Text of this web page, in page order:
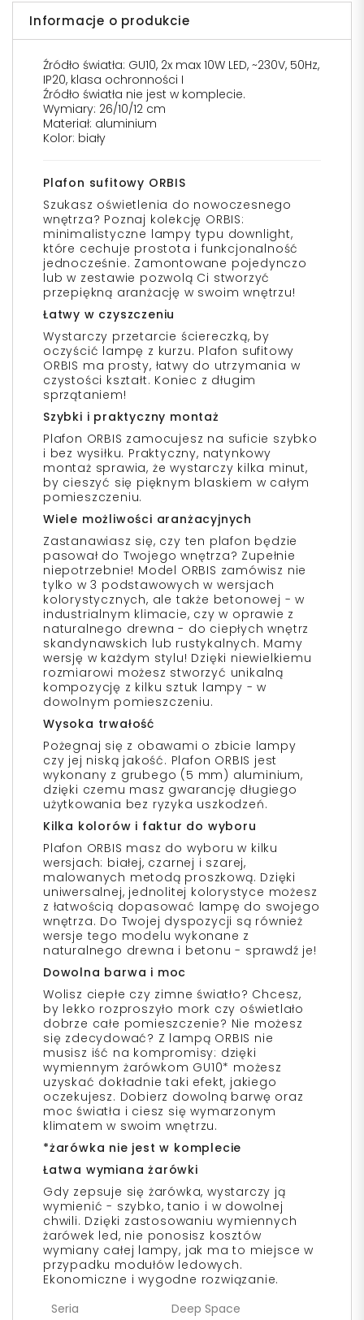
Informacje o produkcie
Źródło światła: GU10, 2x max 10W LED, ~230V, 50Hz,
IP20, klasa ochronności I
Źródło światła nie jest w komplecie.
Wymiary: 26/10/12 cm
Materiał: aluminium
Kolor: biały
Plafon sufitowy ORBIS
Szukasz oświetlenia do nowoczesnego
wnętrza? Poznaj kolekcję ORBIS:
minimalistyczne lampy typu downlight,
które cechuje prostota i funkcjonalność
jednocześnie. Zamontowane pojedynczo
lub w zestawie pozwolą Ci stworzyć
przepiękną aranżację w swoim wnętrzu!
Łatwy w czyszczeniu
Wystarczy przetarcie ściereczką, by
oczyścić lampę z kurzu. Plafon sufitowy
ORBIS ma prosty, łatwy do utrzymania w
czystości kształt. Koniec z długim
sprzątaniem!
Szybki i praktyczny montaż
Plafon ORBIS zamocujesz na suficie szybko
i bez wysiłku. Praktyczny, natynkowy
montaż sprawia, że wystarczy kilka minut,
by cieszyć się pięknym blaskiem w całym
pomieszczeniu.
Wiele możliwości aranżacyjnych
Zastanawiasz się, czy ten plafon będzie
pasował do Twojego wnętrza? Zupełnie
niepotrzebnie! Model ORBIS zamówisz nie
tylko w 3 podstawowych w wersjach
kolorystycznych, ale także betonowej - w
industrialnym klimacie, czy w oprawie z
naturalnego drewna - do ciepłych wnętrz
skandynawskich lub rustykalnych. Mamy
wersję w każdym stylu! Dzięki niewielkiemu
rozmiarowi możesz stworzyć unikalną
kompozycję z kilku sztuk lampy - w
dowolnym pomieszczeniu.
Wysoka trwałość
Pożegnaj się z obawami o zbicie lampy
czy jej niską jakość. Plafon ORBIS jest
wykonany z grubego (5 mm) aluminium,
dzięki czemu masz gwarancję długiego
użytkowania bez ryzyka uszkodzeń.
Kilka kolorów i faktur do wyboru
Plafon ORBIS masz do wyboru w kilku
wersjach: białej, czarnej i szarej,
malowanych metodą proszkową. Dzięki
uniwersalnej, jednolitej kolorystyce możesz
z łatwością dopasować lampę do swojego
wnętrza. Do Twojej dyspozycji są również
wersje tego modelu wykonane z
naturalnego drewna i betonu - sprawdź je!
Dowolna barwa i moc
Wolisz ciepłe czy zimne światło? Chcesz,
by lekko rozproszyło mork czy oświetlało
dobrze całe pomieszczenie? Nie możesz
się zdecydować? Z lampą ORBIS nie
musisz iść na kompromisy: dzięki
wymiennym żarówkom GU10* możesz
uzyskać dokładnie taki efekt, jakiego
oczekujesz. Dobierz dowolną barwę oraz
moc światła i ciesz się wymarzonym
klimatem w swoim wnętrzu.
*żarówka nie jest w komplecie
Łatwa wymiana żarówki
Gdy zepsuje się żarówka, wystarczy ją
wymienić - szybko, tanio i w dowolnej
chwili. Dzięki zastosowaniu wymiennych
żarówek led, nie ponosisz kosztów
wymiany całej lampy, jak ma to miejsce w
przypadku modułów ledowych.
Ekonomiczne i wygodne rozwiązanie.
Seria
Deep Space